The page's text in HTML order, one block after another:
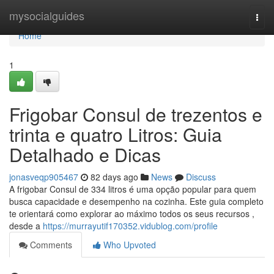
mysocialguides
Home
Home
1
Frigobar Consul de trezentos e
trinta e quatro Litros: Guia
Detalhado e Dicas
jonasveqp905467 82 days ago News
Discuss
A frigobar Consul de 334 litros é uma opção popular para quem
busca capacidade e desempenho na cozinha. Este guia completo
te orientará como explorar ao máximo todos os seus recursos ,
desde a https://murrayutif170352.vidublog.com/profile
Comments
Who Upvoted